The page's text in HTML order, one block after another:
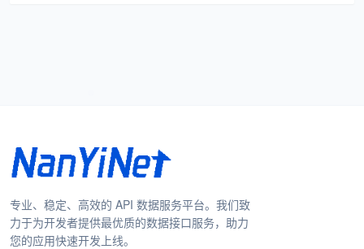
专业、稳定、高效的 API 数据服务平台。我们致
力于为开发者提供最优质的数据接口服务，助力
您的应用快速开发上线。